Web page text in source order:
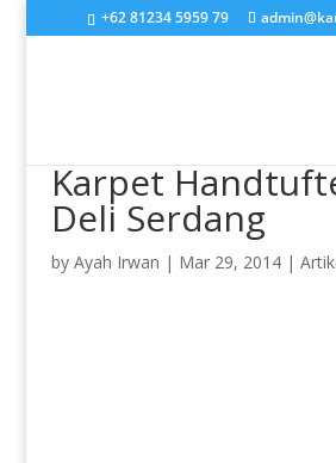
+62 81234 5959 79
Karpet
Deli Serdang
by Ayah Irwan | Mar 29, 2014|